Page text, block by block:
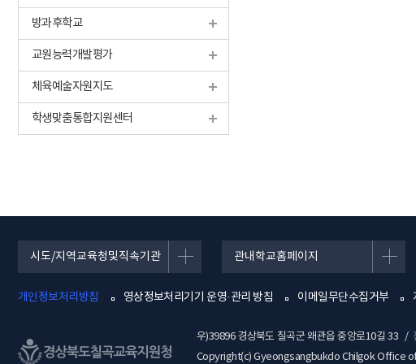
방과후학교
교원능력개발평가
체육예술자원지도
학생맞춤통합지원센터
시도/지역교육청및직속기관 관내학교홈페이지
개인정보처리방침 영상정보처리기기 운영·관리 방침 이메일무단수집거부
우)39896 경상북도 칠곡군 왜관읍 중앙로10길 33
Copyright(c) Gyeongsangbukdo Chilgok Office